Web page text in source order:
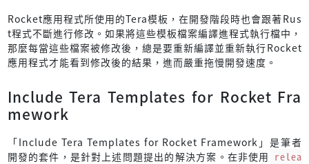
Rocket應用程式所使用的Tera模板，在開發階段時也會跟著Rus
t程式不斷進行修改。如果將這些模板檔案編譯進程式執行檔中，
那麼每當這些檔案被修改後，總是要重新編譯並重新執行Rocket
應用程式才能看到修改後的結果，進而嚴重拖慢開發速度。
Include Tera Templates for Rocket Fra
mework
「Include Tera Templates for Rocket Framework」是筆者
開發的套件，是針對上述問題提出的解決方案。在非使用 relea